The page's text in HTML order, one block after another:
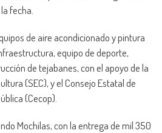
fecha.
de aire acondicionado y pintura
equipo de deporte,
de tejabanes, con el apoyo de la
(SEC), y el Consejo Estatal de
(Cecop).
Mochilas, con la entrega de mil 350